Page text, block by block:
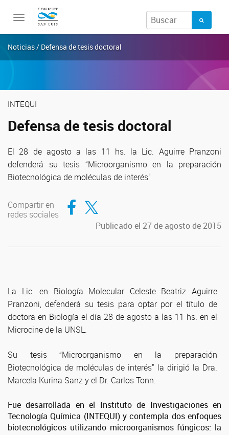
Toggle
Noticias / Defensa de tesis doctoral
INTEQUI
Defensa de tesis doctoral
El 28 de agosto a las 11 hs. la Lic. Aguirre Pranzoni
defenderá su tesis “Microorganismo en la preparación
Biotecnológica de moléculas de interés"
Compartir en
redes sociales
Compartir en Facebook
Compartir en Twitter
Publicado el 27 de agosto de 2015
La Lic. en Biología Molecular Celeste Beatriz Aguirre
Pranzoni, defenderá su tesis para optar por el título de
doctora en Biología el día 28 de agosto a las 11 hs. en el
Microcine de la UNSL.
Su tesis “Microorganismo en la preparación
Biotecnológica de moléculas de interés" la dirigió la Dra.
Marcela Kurina Sanz y el Dr. Carlos Tonn.
Fue desarrollada en el Instituto de Investigaciones en
Tecnología Química (INTEQUI) y contempla dos enfoques
biotecnológicos utilizando microorganismos fúngicos: la